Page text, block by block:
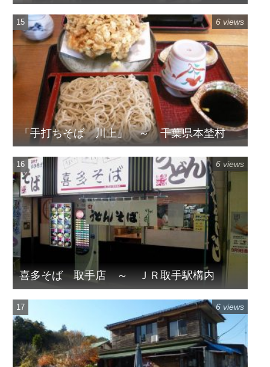
「手打ちそば 川上」 ～ 千葉県本埜村
6 views
喜多そば 取手店 ～ ＪＲ取手駅構内
6 views
6 views